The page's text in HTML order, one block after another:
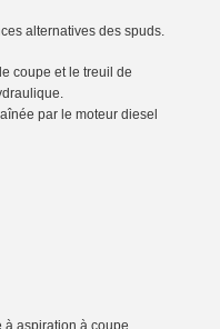
alternatives des spuds.
coupe et le treuil de
par le moteur diesel
à aspiration à coupe